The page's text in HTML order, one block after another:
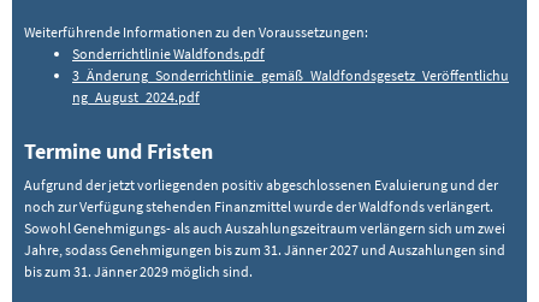
Weiterführende Informationen zu den Voraussetzungen:
Sonderrichtlinie Waldfonds.pdf
3_Änderung_Sonderrichtlinie_gemäß_Waldfondsgesetz_Veröffentlichu
ng_August_2024.pdf
Termine und Fristen
Aufgrund der jetzt vorliegenden positiv abgeschlossenen Evaluierung und der
noch zur Verfügung stehenden Finanzmittel wurde der Waldfonds verlängert.
Sowohl Genehmigungs- als auch Auszahlungszeitraum verlängern sich um zwei
Jahre, sodass Genehmigungen bis zum 31. Jänner 2027 und Auszahlungen sind
bis zum 31. Jänner 2029 möglich sind.